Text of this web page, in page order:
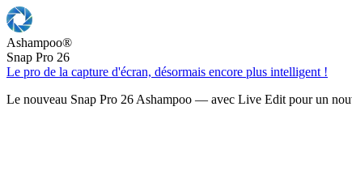
Ashampoo®
Snap Pro 26
Le pro de la capture d'écran, désormais encore plus intelligent !
Le nouveau Snap Pro 26 Ashampoo — avec Live Edit pour un